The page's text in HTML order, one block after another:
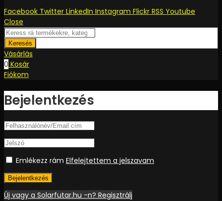
Facebook Twitter LinkedIn Instagram Flickr RSS Youtube
Close
Keresés
Vásárlás
0 Kosár
Fiókom
Bejelentkezés
Emlékezz rám Elfelejtettem a jelszavam
Bejelentkezés
Új vagy a Solarfutar.hu -n? Regisztrálj